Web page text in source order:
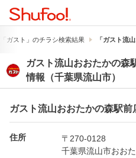
「ガスト」のチラシ検索結果 「ガスト流
ガスト流山おおたかの森
情報（千葉県流山市）
ガスト流山おおたかの森駅前
住所
〒270-0128
千葉県流山市おお